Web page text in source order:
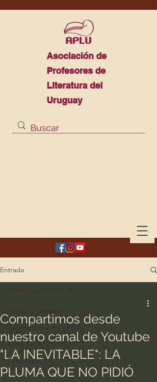
Asociación de
Profesores de
Literatura del
Uruguay
Entrada
Comunicados de APLU
Actividades de APLU
Difundimos
Compartimos desde
nuestro canal de Youtube
"LA INEVITABLE": LA
PLUMA QUE NO PIDIÓ